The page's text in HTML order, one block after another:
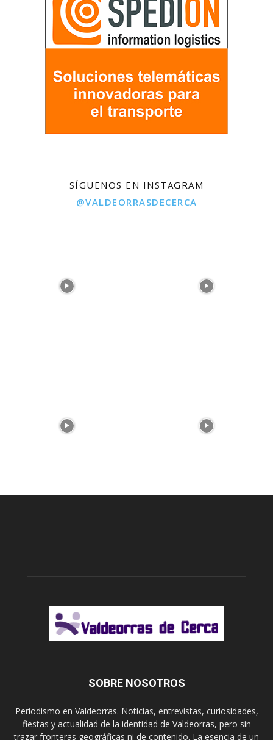
SÍGUENOS EN INSTAGRAM
@VALDEORRASDECERCA
SOBRE NOSOTROS
Periodismo en Valdeorras. Noticias, entrevistas, curiosidades,
fiestas y actualidad de la identidad de Valdeorras, pero sin
trazar fronteras geográficas ni de contenido. La esencia de un